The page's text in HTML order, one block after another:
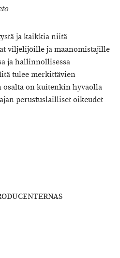
ja kaikkia niitä
viljelijöille ja maanomistajille
ja hallinnollisessa
tulee merkittävien
on kuitenkin hyväolla
perustuslailliset oikeudet